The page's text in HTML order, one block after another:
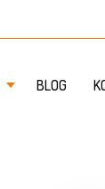
BLOG